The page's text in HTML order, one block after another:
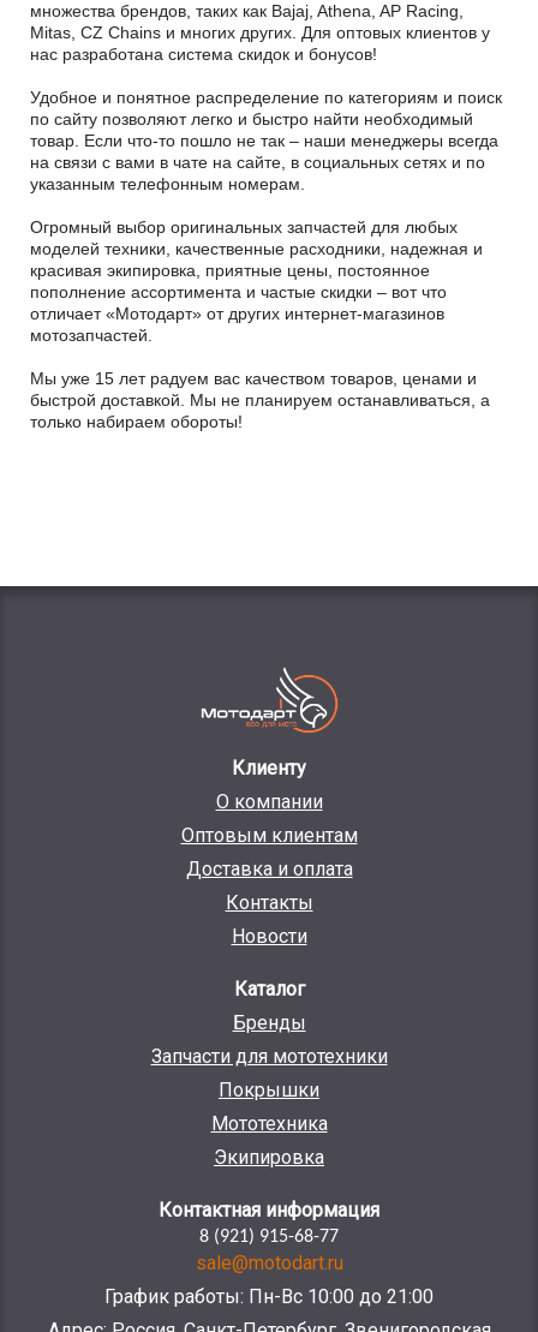
множества брендов, таких как Bajaj, Athena, AP Racing,
Mitas, CZ Chains и многих других. Для оптовых клиентов у
нас разработана система скидок и бонусов!
Удобное и понятное распределение по категориям и поиск
по сайту позволяют легко и быстро найти необходимый
товар. Если что-то пошло не так – наши менеджеры всегда
на связи с вами в чате на сайте, в социальных сетях и по
указанным телефонным номерам.
Огромный выбор оригинальных запчастей для любых
моделей техники, качественные расходники, надежная и
красивая экипировка, приятные цены, постоянное
пополнение ассортимента и частые скидки – вот что
отличает «Мотодарт» от других интернет-магазинов
мотозапчастей.
Мы уже 15 лет радуем вас качеством товаров, ценами и
быстрой доставкой. Мы не планируем останавливаться, а
только набираем обороты!
Клиенту
О компании
Оптовым клиентам
Доставка и оплата
Контакты
Новости
Каталог
Бренды
Запчасти для мототехники
Покрышки
Мототехника
Экипировка
Контактная информация
8 (921) 915-68-77
sale@motodart.ru
График работы: Пн-Вс 10:00 до 21:00